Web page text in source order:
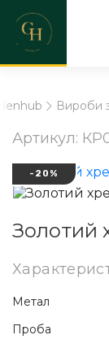
Вироби
Золотий
-20%
Артикул:
Метал
Проба